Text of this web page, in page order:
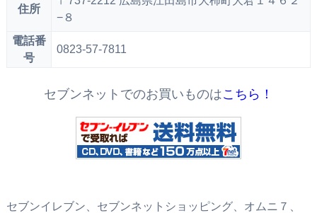
住所
−８
電話番
号
0823-57-7811
セブンネットでのお買いものはこちら！
セブンイレブン、セブンネットショッピング、オムニ７、